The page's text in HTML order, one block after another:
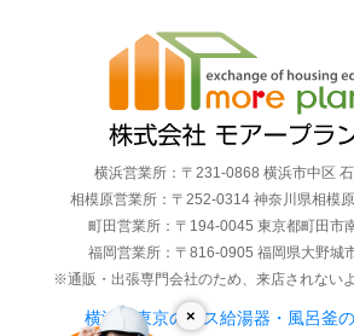
×
横浜営業所：〒231-0868 横浜市中区
相模原営業所：〒252-0314 神奈川県相模
町田営業所：〒194-0045 東京都町田市
福岡営業所：〒816-0905 福岡県大野城
※通販・出張専門会社のため、来店されない
横浜・東京のガス給湯器・風呂釜